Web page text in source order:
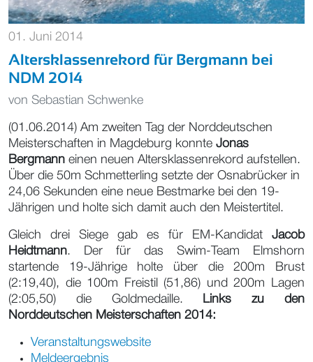
01. Juni 2014
Altersklassenrekord für Bergmann bei
NDM 2014
von Sebastian Schwenke
(01.06.2014) Am zweiten Tag der Norddeutschen
Meisterschaften in Magdeburg konnte Jonas
Bergmann einen neuen Altersklassenrekord aufstellen.
Über die 50m Schmetterling setzte der Osnabrücker in
24,06 Sekunden eine neue Bestmarke bei den 19-
Jährigen und holte sich damit auch den Meistertitel.
Gleich drei Siege gab es für EM-Kandidat Jacob
Heidtmann. Der für das Swim-Team Elmshorn
startende 19-Jährige holte über die 200m Brust
(2:19,40), die 100m Freistil (51,86) und 200m Lagen
(2:05,50) die Goldmedaille.
Links zu den
Norddeutschen Meisterschaften 2014:
Veranstaltungswebsite
Meldeergebnis